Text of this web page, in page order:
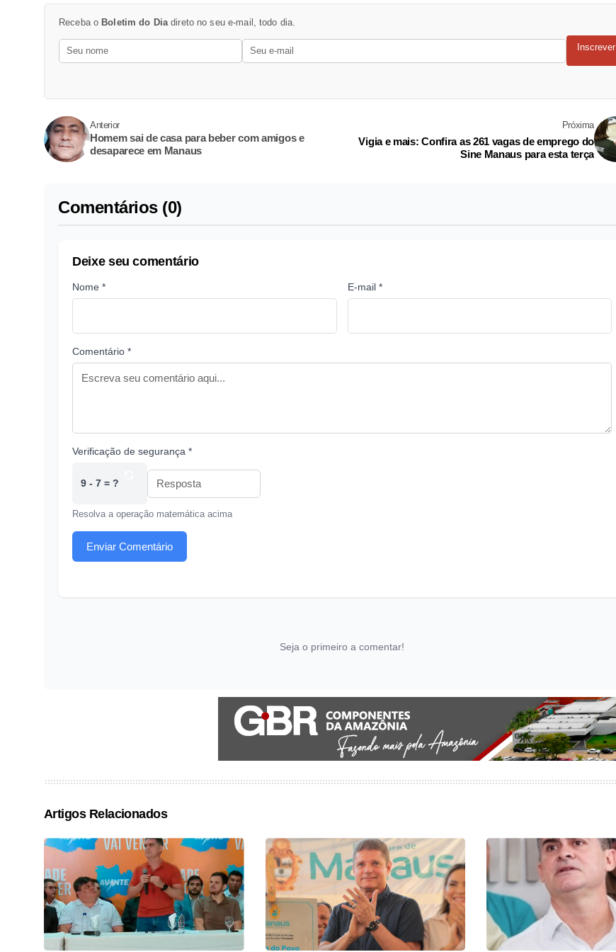
Receba o Boletim do Dia direto no seu e-mail, todo dia.
Inscrever
Anterior
Homem sai de casa para beber com amigos e
desaparece em Manaus
Próxima
Vigia e mais: Confira as 261 vagas de emprego do
Sine Manaus para esta terça
Comentários (0)
Deixe seu comentário
Nome * E-mail *
Comentário *
Verificação de segurança *
9 - 7 = ?
Resolva a operação matemática acima
Enviar Comentário
Seja o primeiro a comentar!
Artigos Relacionados